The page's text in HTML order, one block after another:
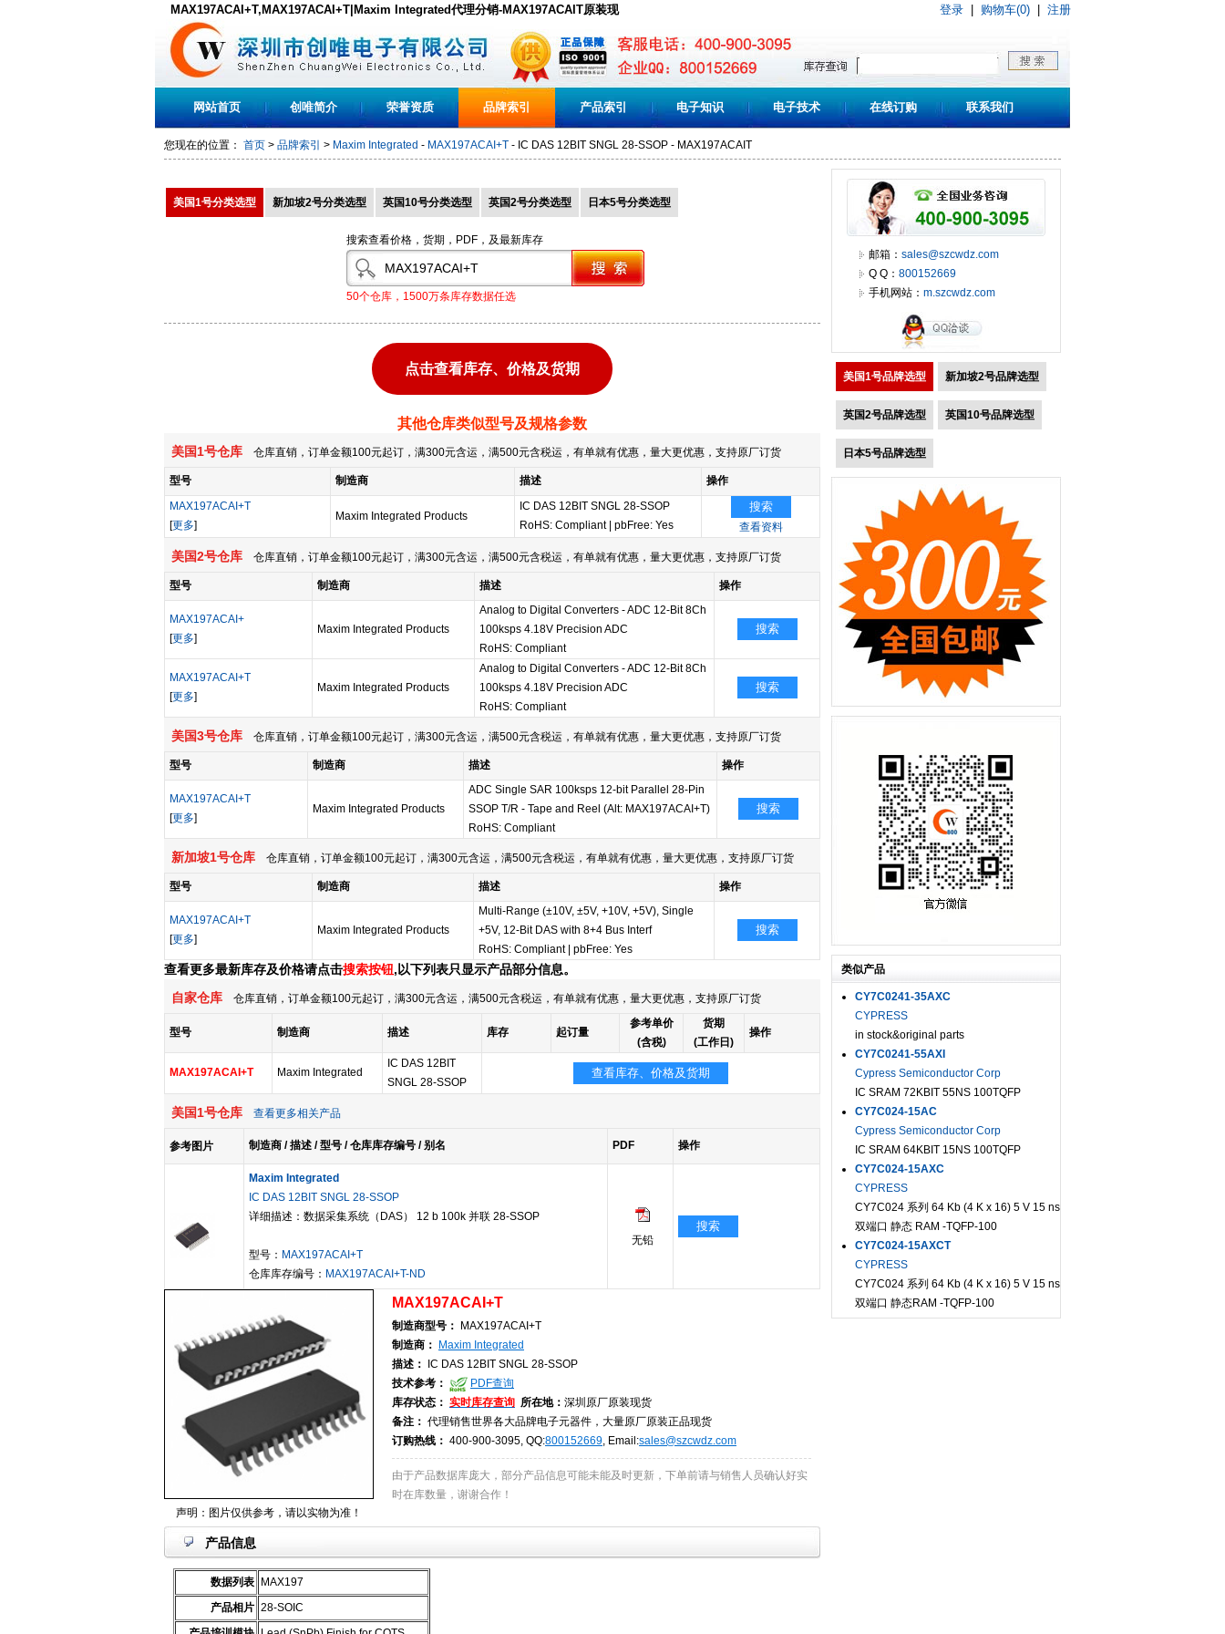
MAX197ACAI+T,MAX197ACAI+T|Maxim Integrated代理分销-MAX197ACAIT原装现
货,PDF下载
登录 购物车(0) 注册
网站首页 创唯简介 荣誉资质 品牌索引 产品索引 电子知识 电子技术 在线订购 联系我们
您现在的位置： 首页 > 品牌索引 > Maxim Integrated - MAX197ACAI+T - IC DAS 12BIT SNGL 28-SSOP - MAX197ACAIT
美国1号分类选型 新加坡2号分类选型 英国10号分类选型 英国2号分类选型 日本5号分类选型
搜索查看价格，货期，PDF，及最新库存
50个仓库，1500万条库存数据任选
点击查看库存、价格及货期
其他仓库类似型号及规格参数
美国1号仓库 仓库直销，订单金额100元起订，满300元含运，满500元含税运，有单就有优惠，量大更优惠，支持原厂订货
型号 制造商 描述
操作
MAX197ACAI+T
[更多]
Maxim Integrated Products
IC DAS 12BIT SNGL 28-SSOP
RoHS: Compliant pbFree: Yes
搜索
查看资料
美国2号仓库 仓库直销，订单金额100元起订，满300元含运，满500元含税运，有单就有优惠，量大更优惠，支持原厂订货
型号 制造商 描述 操作
MAX197ACAI+
[更多]
Maxim Integrated Products
Analog to Digital Converters - ADC 12-Bit 8Ch
100ksps 4.18V Precision ADC
RoHS: Compliant
搜索
MAX197ACAI+T
[更多]
Maxim Integrated Products
Analog to Digital Converters - ADC 12-Bit 8Ch
100ksps 4.18V Precision ADC
RoHS: Compliant
搜索
美国3号仓库 仓库直销，订单金额100元起订，满300元含运，满500元含税运，有单就有优惠，量大更优惠，支持原厂订货
型号 制造商 描述 操作
MAX197ACAI+T
[更多]
Maxim Integrated Products
ADC Single SAR 100ksps 12-bit Parallel 28-Pin
SSOP T/R - Tape and Reel (Alt: MAX197ACAI+T)
RoHS: Compliant
搜索
新加坡1号仓库 仓库直销，订单金额100元起订，满300元含运，满500元含税运，有单就有优惠，量大更优惠，支持原厂订货
型号 制造商 描述 操作
MAX197ACAI+T
[更多]
Maxim Integrated Products
Multi-Range (±10V, ±5V, +10V, +5V), Single
+5V, 12-Bit DAS with 8+4 Bus Interf
RoHS: Compliant pbFree: Yes
搜索
查看更多最新库存及价格请点击搜索按钮,以下列表只显示产品部分信息。
自家仓库 仓库直销，订单金额100元起订，满300元含运，满500元含税运，有单就有优惠，量大更优惠，支持原厂订货
型号 制造商 描述 库存 起订量
参考单价
(含税)
货期
(工作日)
操作
MAX197ACAI+T Maxim Integrated
IC DAS 12BIT
SNGL 28-SSOP
查看库存、价格及货期
美国1号仓库 查看更多相关产品
参考图片 制造商 / 描述 / 型号 / 仓库库存编号 / 别名 PDF 操作
Maxim Integrated
IC DAS 12BIT SNGL 28-SSOP
详细描述：数据采集系统（DAS） 12 b 100k 并联 28-SSOP
型号： MAX197ACAI+T
仓库库存编号： MAX197ACAI+T-ND
无铅
搜索
声明：图片仅供参考，请以实物为准！
MAX197ACAI+T
制造商型号：
MAX197ACAI+T
制造商：
Maxim Integrated
描述：
IC DAS 12BIT SNGL 28-SSOP
技术参考：
PDF查询
库存状态： 实时库存查询 所在地： 深圳原厂原装现货
备注： 代理销售世界各大品牌电子元器件，大量原厂原装正品现货
订购热线： 400-900-3095, QQ:800152669, Email:sales@szcwdz.com
由于产品数据库庞大，部分产品信息可能未能及时更新，下单前请与销售人员确认好实
时在库数量，谢谢合作！
产品信息
数据列表
MAX197
产品相片 28-SOIC
邮箱： sales@szcwdz.com
Q Q： 800152669
手机网站： m.szcwdz.com
美国1号品牌选型 新加坡2号品牌选型
英国2号品牌选型 英国10号品牌选型
日本5号品牌选型
类似产品
CY7C0241-35AXC
CYPRESS
in stock&original parts
CY7C0241-55AXI
Cypress Semiconductor Corp
IC SRAM 72KBIT 55NS 100TQFP
CY7C024-15AC
Cypress Semiconductor Corp
IC SRAM 64KBIT 15NS 100TQFP
CY7C024-15AXC
CYPRESS
CY7C024 系列 64 Kb (4 K x 16) 5 V 15 ns
双端口 静态 RAM -TQFP-100
CY7C024-15AXCT
CYPRESS
CY7C024 系列 64 Kb (4 K x 16) 5 V 15 ns
双端口 静态RAM -TQFP-100